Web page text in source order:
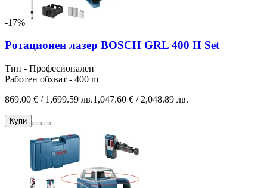
-17%
Ротационен лазер BOSCH GRL 400 H Set
Тип - Професионален
Работен обхват - 400 m
869.00 € / 1,699.59 лв.1,047.60 € / 2,048.89 лв.
Купи